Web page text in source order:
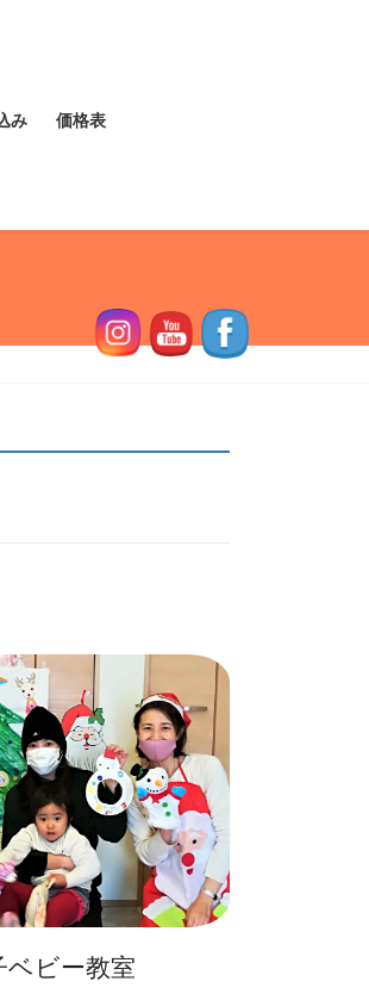
み 価格表
ベビー教室